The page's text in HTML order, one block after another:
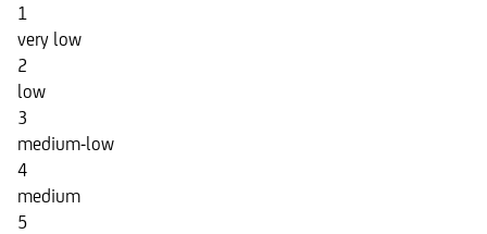
1
very low
2
low
3
medium-low
4
medium
5